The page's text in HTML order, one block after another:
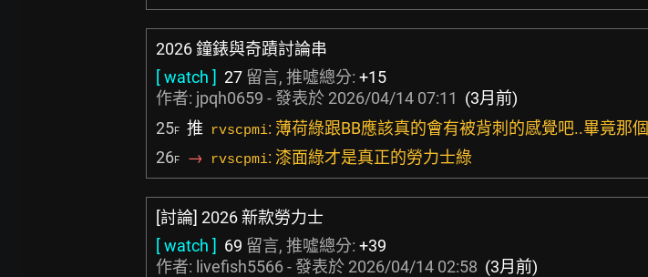
2026 鐘錶與奇蹟討論串
[ watch ] 27 留言, 推噓總分: +15
作者: jpqh0659 - 發表於 2026/04/14 07:11 (3月前)
25F 推 rvscpmi: 薄荷綠跟BB應該真的會有被背刺的感覺吧..畢竟那個
26F → rvscpmi: 漆面綠才是真正的勞力士綠
[討論] 2026 新款勞力士
[ watch ] 69 留言, 推噓總分: +39
作者: livefish5566- 發表於 2026/04/14 02:58 (3月前)